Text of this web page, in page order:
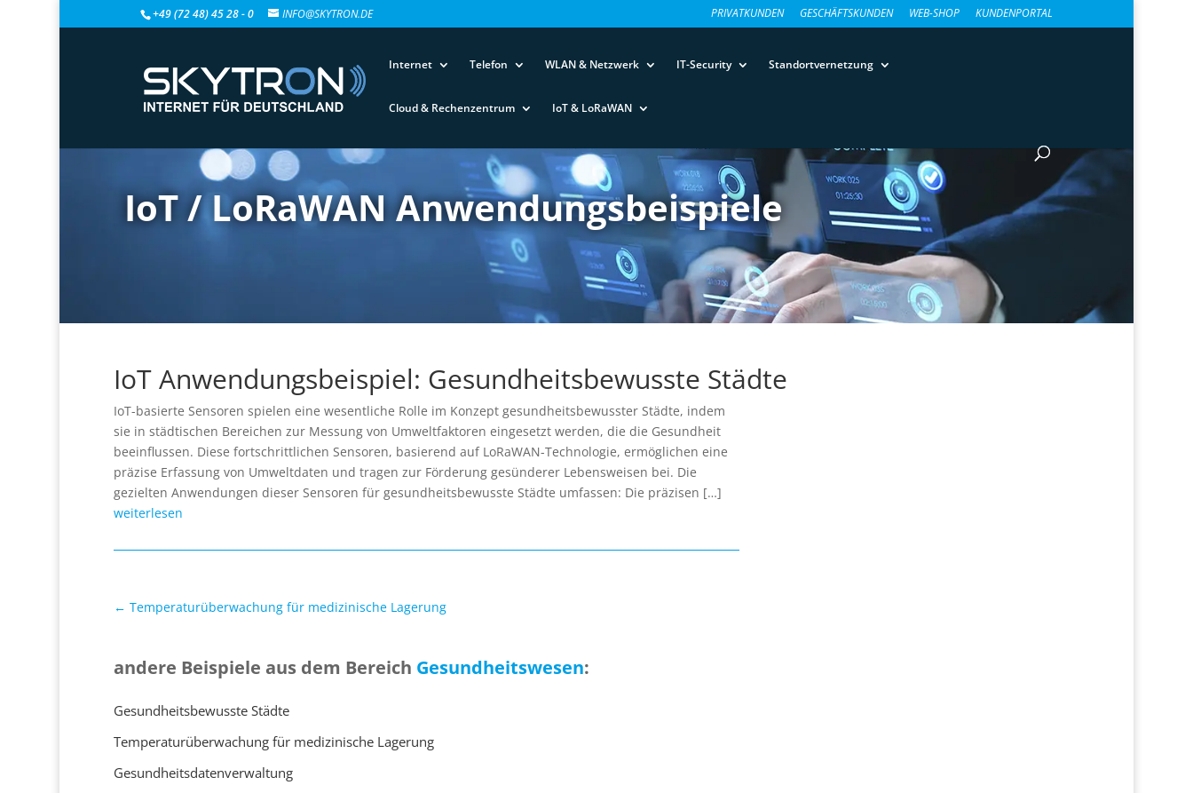
+49 (72 48) 45 28 - 0 INFO@SKYTRON.DE PRIVATKUNDEN GESCHÄFTSKUNDEN WEB-SHOP KUNDENPORTAL
Internet Telefon WLAN & Netzwerk IT-Security Standortvernetzung
Cloud & Rechenzentrum IoT & LoRaWAN
IoT / LoRaWAN Anwendungsbeispiele
IoT Anwendungsbeispiel: Gesundheitsbewusste Städte
IoT-basierte Sensoren spielen eine wesentliche Rolle im Konzept gesundheitsbewusster Städte, indem
sie in städtischen Bereichen zur Messung von Umweltfaktoren eingesetzt werden, die die Gesundheit
beeinflussen. Diese fortschrittlichen Sensoren, basierend auf LoRaWAN-Technologie, ermöglichen eine
präzise Erfassung von Umweltdaten und tragen zur Förderung gesünderer Lebensweisen bei. Die
gezielten Anwendungen dieser Sensoren für gesundheitsbewusste Städte umfassen: Die präzisen […]
weiterlesen
← Temperaturüberwachung für medizinische Lagerung
andere Beispiele aus dem Bereich Gesundheitswesen:
Gesundheitsbewusste Städte
Temperaturüberwachung für medizinische Lagerung
Gesundheitsdatenverwaltung